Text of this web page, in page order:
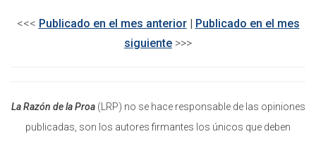
<<< Publicado en el mes anterior| Publicado en el mes
siguiente >>>​
La Razón de la Proa(LRP) no se hace responsable de las opiniones
publicadas, son los autores firmantes los únicos que deben